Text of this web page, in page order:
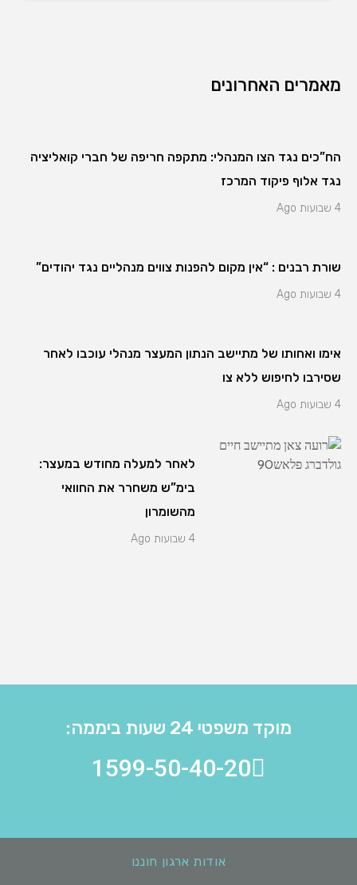
מאמרים האחרונים
הח”כים נגד הצו המנהלי: מתקפה חריפה של חברי קואליציה
נגד אלוף פיקוד המרכז
4 שבועות Ago
שורת רבנים : “אין מקום להפנות צווים מנהליים נגד יהודים”
4 שבועות Ago
אימו ואחותו של מתיישב הנתון המעצר מנהלי עוכבו לאחר
שסירבו לחיפוש ללא צו
4 שבועות Ago
לאחר למעלה מחודש במעצר:
בימ”ש משחרר את החוואי
מהשומרון
4 שבועות Ago
מוקד משפטי 24 שעות ביממה:
1599-50-40-20
אודות ארגון חוננו